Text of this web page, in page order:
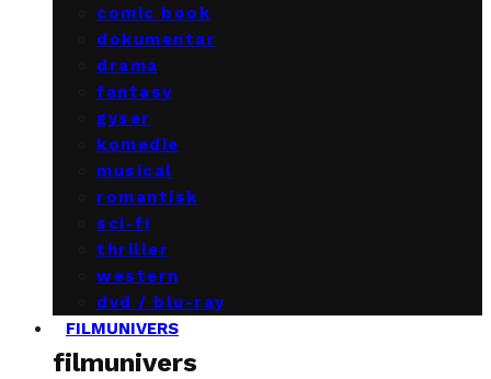
comic book
dokumentar
drama
fantasy
gyser
komedie
musical
romantisk
sci-fi
thriller
western
dvd / blu-ray
FILMUNIVERS
filmunivers